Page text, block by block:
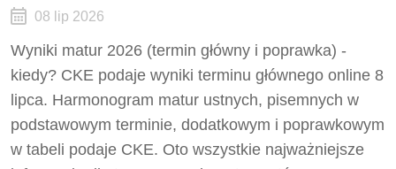
08 lip 2026
Wyniki matur 2026 (termin główny i poprawka) -
kiedy? CKE podaje wyniki terminu głównego online 8
lipca. Harmonogram matur ustnych, pisemnych w
podstawowym terminie, dodatkowym i poprawkowym
w tabeli podaje CKE. Oto wszystkie najważniejsze